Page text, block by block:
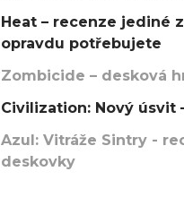
Heat – recenze jediné
opravdu potřebujete
Zombicide – desková
Civilization: Nový úsvit
Azul: Vitráže Sintry -
deskovky